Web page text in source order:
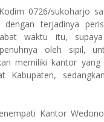
0726/sukoharjo
terjadinya
waktu itu,
oleh sipil,
memiliki kantor
Kabupaten,
Kantor